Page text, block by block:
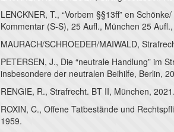
LENCKNER, T., “Vorbem §§13ff” en
Kommentar (S-S), 25 Aufl., München 25
MAURACH/SCHROEDER/MAIWALD,
PETERSEN, J., Die “neutrale Handlung” im
insbesondere der neutralen Beihilfe, Berlin,
RENGIE, R., Strafrecht. BT II, München, 2021.
ROXIN, C., Offene Tatbestände und
1959.